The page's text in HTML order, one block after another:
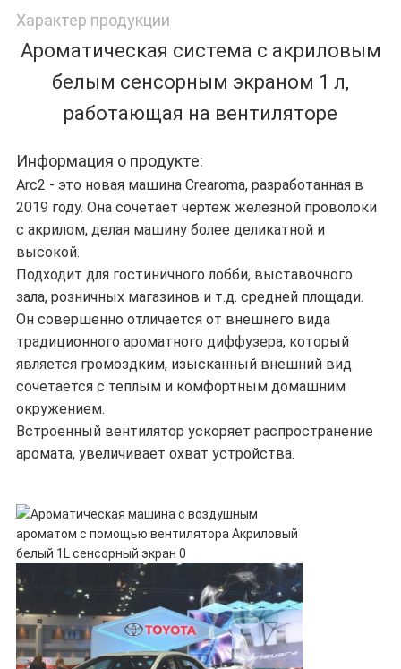
Характер продукции
Ароматическая система с акриловым
белым сенсорным экраном 1 л,
работающая на вентиляторе
Информация о продукте:
Arc2 - это новая машина Crearoma, разработанная в
2019 году. Она сочетает чертеж железной проволоки
с акрилом, делая машину более деликатной и
высокой.
Подходит для гостиничного лобби, выставочного
зала, розничных магазинов и т.д. средней площади.
Он совершенно отличается от внешнего вида
традиционного ароматного диффузера, который
является громоздким, изысканный внешний вид
сочетается с теплым и комфортным домашним
окружением.
Встроенный вентилятор ускоряет распространение
аромата, увеличивает охват устройства.